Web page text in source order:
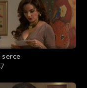
serce